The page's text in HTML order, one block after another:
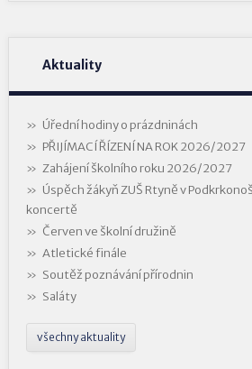
Aktuality
Úřední hodiny o prázdninách
PŘIJÍMACÍ ŘÍZENÍ NA ROK 2026/2027
Zahájení školního roku 2026/2027
Úspěch žákyň ZUŠ Rtyně v
koncertě
Červen ve školní družině
Atletické finále
Soutěž poznávání přírodnin
Saláty
všechny aktuality